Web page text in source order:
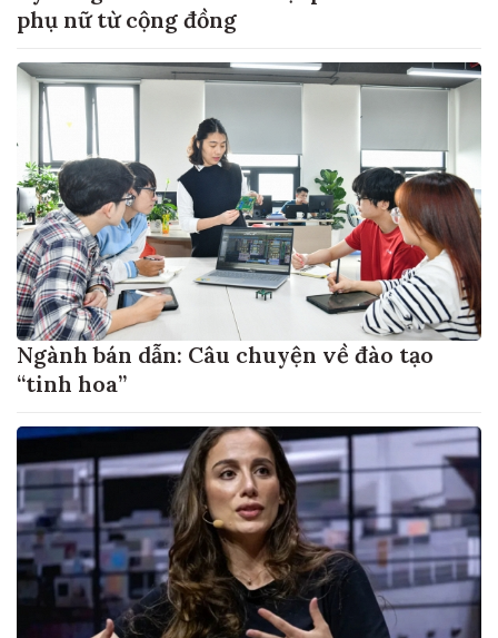
phụ nữ từ cộng đồng
Ngành bán dẫn: Câu chuyện về đào tạo
“tinh hoa”